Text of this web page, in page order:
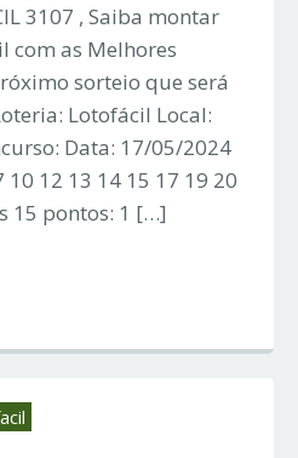
3107 , Saiba montar
com as Melhores
sorteio que será
Lotofácil Local:
Data: 17/05/2024
10 12 13 14 15 17 19 20
15 pontos: 1 […]